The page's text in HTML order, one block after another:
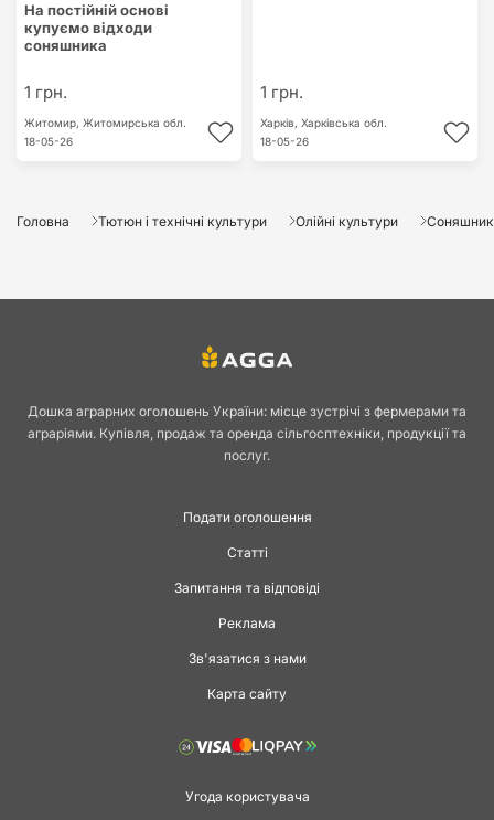
На постійній основі
купуємо відходи
соняшника
1 грн.
Житомир, Житомирська обл.
18-05-26
1 грн.
Харків, Харківська обл.
18-05-26
Головна Тютюн і технічні культури Олійні культури Соняшник
Дошка аграрних оголошень України: місце зустрічі з фермерами та
аграріями. Купівля, продаж та оренда сільгосптехніки, продукції та
послуг.
Подати оголошення
Статті
Запитання та відповіді
Реклама
Зв'язатися з нами
Карта сайту
Угода користувача